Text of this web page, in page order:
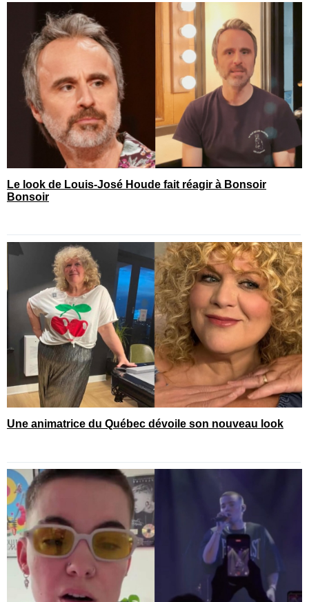
Le look de Louis-José Houde fait réagir à Bonsoir
Bonsoir
Une animatrice du Québec dévoile son nouveau look